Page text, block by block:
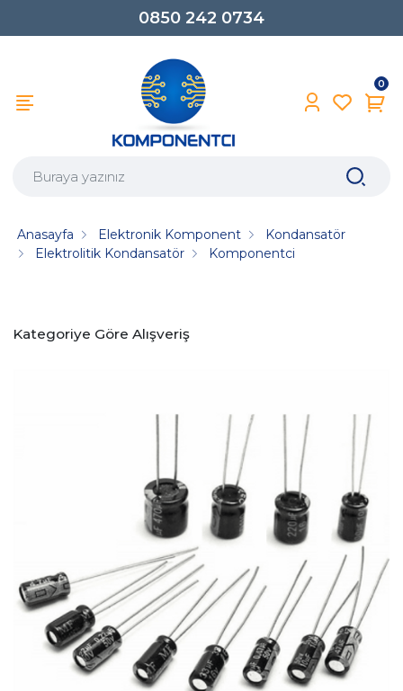
0850 242 0734
0
Anasayfa Elektronik Komponent
Kondansatör
Elektrolitik Kondansatör
Komponentci
Kategoriye Göre Alışveriş